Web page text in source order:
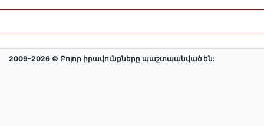
2009-2026 © Բոլոր իրավունքները պաշտպանված են: